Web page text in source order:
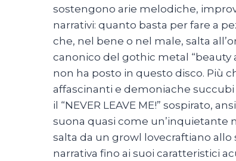
sostengono arie melodiche,
narrativi: quanto basta per fare a
che, nel bene o nel male, salta
canonico del gothic metal
non ha posto in questo disco. Più
affascinanti e demoniache
il “NEVER LEAVE ME!” sospirato,
suona quasi come un’inquietante
salta da un growl lovecraftiano
narrativa fino ai suoi caratteristici